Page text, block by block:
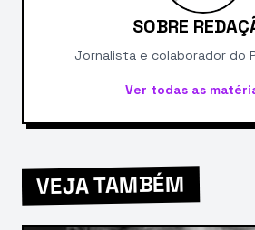
SOBRE
Jornalista e colaborador do
Ver todas as
VEJA TAMBÉM